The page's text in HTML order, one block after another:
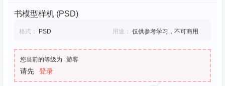
书模型样机 (PSD)
格式： PSD 用途： 仅供参考学习，不可商用
您当前的等级为 游客
请先 登录